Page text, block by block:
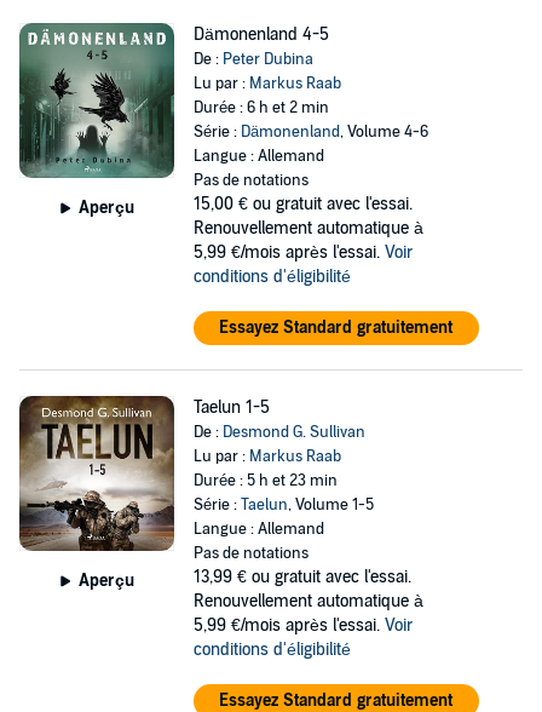
Aperçu
Dämonenland 4-5
De : Peter Dubina
Lu par : Markus Raab
Durée : 6 h et 2 min
Série : Dämonenland, Volume 4-6
Langue : Allemand
Pas de notations
15,00 € ou gratuit avec l'essai.
Renouvellement automatique à
5,99 €/mois après l'essai. Voir
conditions d'éligibilité
Essayez Standard gratuitement
Aperçu
Taelun 1-5
De : Desmond G. Sullivan
Lu par : Markus Raab
Durée : 5 h et 23 min
Série :Taelun, Volume 1-5
Langue : Allemand
Pas de notations
13,99 € ou gratuit avec l'essai.
Renouvellement automatique à
5,99 €/mois après l'essai. Voir
conditions d'éligibilité
Essayez Standard gratuitement